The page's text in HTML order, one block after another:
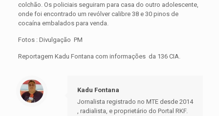
colchão. Os policiais seguiram para casa do outro adolescente,
onde foi encontrado um revólver calibre 38 e 30 pinos de
cocaína embalados para venda.
Fotos : Divulgação PM
Reportagem Kadu Fontana com informações da 136 CIA.
Kadu Fontana
Jornalista registrado no MTE desde 2014
, radialista, e proprietário do Portal RKF.